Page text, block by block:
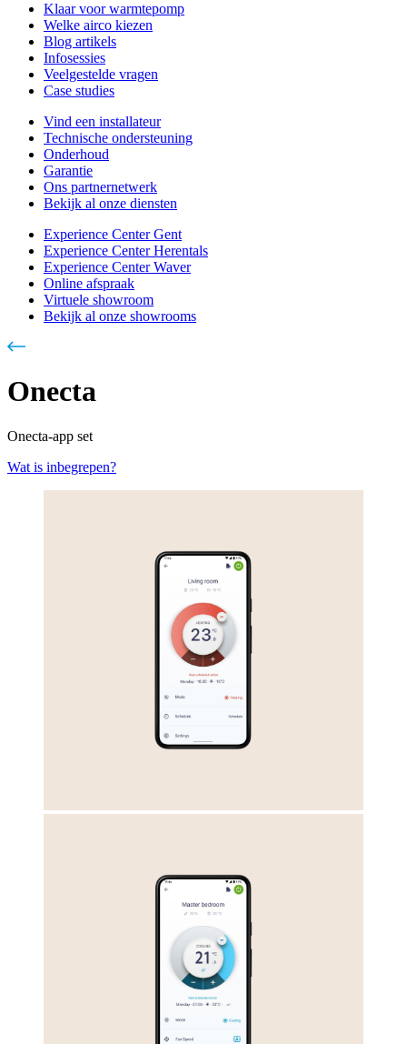
Klaar voor warmtepomp
Welke airco kiezen
Blog artikels
Infosessies
Veelgestelde vragen
Case studies
Vind een installateur
Technische ondersteuning
Onderhoud
Garantie
Ons partnernetwerk
Bekijk al onze diensten
Experience Center Gent
Experience Center Herentals
Experience Center Waver
Online afspraak
Virtuele showroom
Bekijk al onze showrooms
Onecta
Onecta-app set
Wat is inbegrepen?